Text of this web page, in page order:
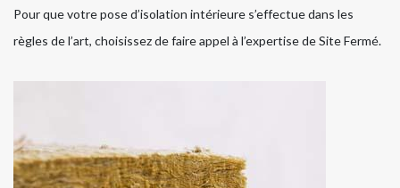
Pour que votre pose d’isolation intérieure s’effectue dans les
règles de l’art, choisissez de faire appel à l’expertise de Site Fermé.